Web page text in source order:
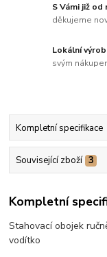
S Vámi již od
děkujeme
Lokální
svým
Kompletní specifikace
Související zboží 3
Kompletní
Stahovací obojek
vodítko